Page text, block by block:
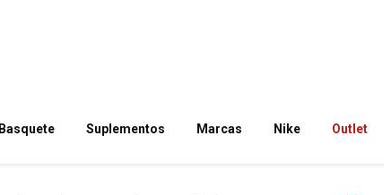
Basquete Suplementos Marcas Nike Outlet